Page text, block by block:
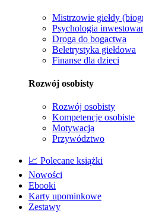
Mistrzowie giełdy
Psychologia
Droga do bogactwa
Beletrystyka giełdowa
Finanse dla dzieci
Rozwój osobisty
Rozwój osobisty
Kompetencje osobiste
Motywacja
Przywództwo
📈 Polecane książki
Nowości
Ebooki
Karty upominkowe
Zestawy